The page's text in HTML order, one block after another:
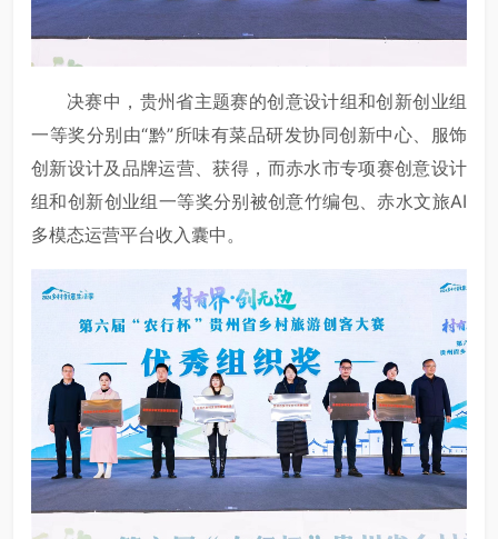
决赛中，贵州省主题赛的创意设计组和创新创业组
一等奖分别由“黔”所味有菜品研发协同创新中心、服饰
创新设计及品牌运营、获得，而赤水市专项赛创意设计
组和创新创业组一等奖分别被创意竹编包、赤水文旅AI
多模态运营平台收入囊中。